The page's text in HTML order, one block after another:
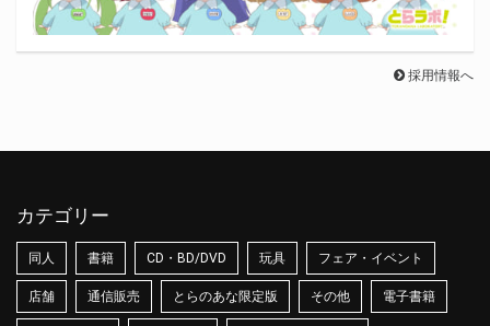
採用情報へ
カテゴリー
同人 書籍 CD・BD/DVD 玩具 フェア・イベント
店舗 通信販売 とらのあな限定版 その他 電子書籍